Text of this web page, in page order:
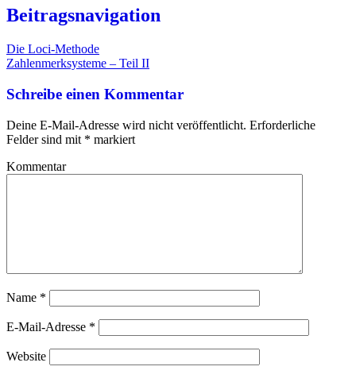
Beitragsnavigation
Die Loci-Methode
Zahlenmerksysteme – Teil II
Schreibe einen Kommentar
Deine E-Mail-Adresse wird nicht veröffentlicht. Erforderliche
Felder sind mit * markiert
Kommentar
Name *
E-Mail-Adresse *
Website